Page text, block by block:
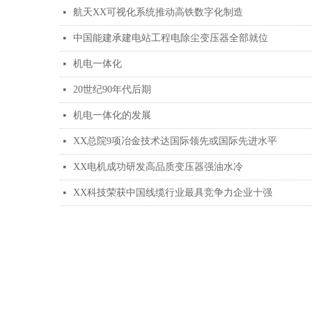
넷 航天XX可视化系统推动高铁数字化制造
넷 中国能建承建电站工程电除尘变压器全部就位
넷 机电一体化
넷 20世纪90年代后期
넷 机电一体化的发展
넷 XX总院9项冶金技术达国际领先或国际先进水平
넷 XX电机成功研发高品质变压器强油水冷
넷 XX科技荣获中国线缆行业最具竞争力企业十强